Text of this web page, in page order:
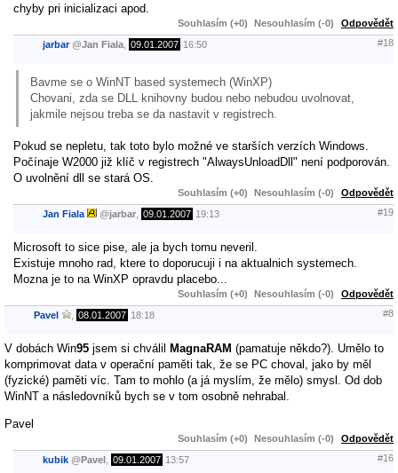
chyby pri inicializaci apod.
Souhlasím (+0) Nesouhlasím (-0) Odpovědět
jarbar @Jan Fiala 09.01.2007 16:50 #18
Bavme se o WinNT based systemech (WinXP)
Chovani, zda se DLL knihovny budou nebo nebudou uvolnovat,
jakmile nejsou treba se da nastavit v registrech.
Pokud se nepletu, tak toto bylo možné ve starších verzích Windows.
Počínaje W2000 již klíč v registrech "AlwaysUnloadDll" není podporován.
O uvolnění dll se stará OS.
Souhlasím (+0) Nesouhlasím (-0) Odpovědět
Jan Fiala @jarbar 09.01.2007 19:13 #19
Microsoft to sice pise, ale ja bych tomu neveril.
Existuje mnoho rad, ktere to doporucuji i na aktualnich systemech.
Mozna je to na WinXP opravdu placebo...
Souhlasím (+0) Nesouhlasím (-0) Odpovědět
Pavel 08.01.2007 18:18 #8
V dobách Win95 jsem si chválil MagnaRAM (pamatuje někdo?). Umělo to
komprimovat data v operační paměti tak, že se PC choval, jako by měl
(fyzické) paměti víc. Tam to mohlo (a já myslím, že mělo) smysl. Od dob
WinNT a následovníků bych se v tom osobně nehrabal.
Pavel
Souhlasím (+0) Nesouhlasím (-0) Odpovědět
kubik @Pavel 09.01.2007 13:57 #16